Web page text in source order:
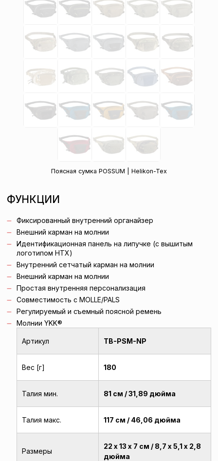
Поясная сумка POSSUM | Helikon-Tex
ФУНКЦИИ
Фиксированный внутренний органайзер
Внешний карман на молнии
Идентификационная панель на липучке (с вышитым
логотипом HTX)
Внутренний сетчатый карман на молнии
Внешний карман на молнии
Простая внутренняя персонализация
Совместимость с MOLLE/PALS
Регулируемый и съемный поясной ремень
Молнии YKK®
Артикул TB-PSM-NP
Вес [г] 180
Талия мин. 81 см / 31,89 дюйма
Талия макс. 117 см / 46,06 дюйма
Размеры
22 х 13 х 7 см / 8,7 х 5,1 х 2,8
дюйма